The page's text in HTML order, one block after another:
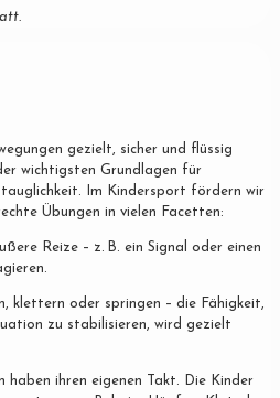
gezielt, sicher und flüssig
wichtigsten Grundlagen für
Im Kindersport fördern wir
Übungen in vielen Facetten:
Reize – z. B. ein Signal oder einen
klettern oder springen – die Fähigkeit,
zu stabilisieren, wird gezielt
haben ihren eigenen Takt. Die Kinder